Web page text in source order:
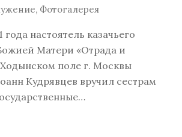
, Фотогалерея
года настоятель казачьего
Матери «Отрада и
поле г. Москвы
Кудрявцев вручил сестрам